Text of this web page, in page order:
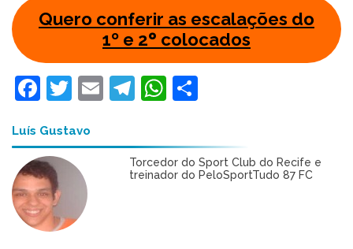
Quero conferir as escalações do
1º e 2º colocados
Facebook
Twitter
EmailTelegram
WhatsApp
Luís Gustavo
Torcedor do Sport Club do Recife e
treinador do PeloSportTudo 87 FC